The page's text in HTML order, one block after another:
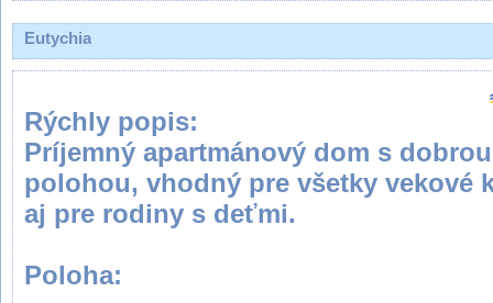
Eutychia
Rýchly popis:
Príjemný apartmánový dom s dobrou
polohou, vhodný pre všetky vekové
aj pre rodiny s deťmi.
Poloha: